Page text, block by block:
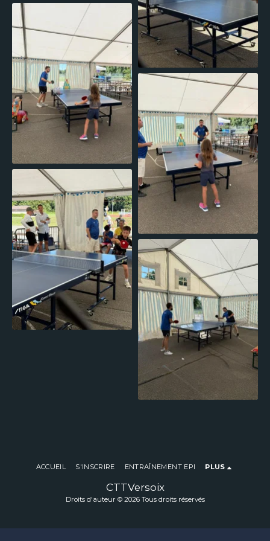
CTTVersoix
Droits d'auteur © 2026 Tous droits réservés
ACCUEIL S'INSCRIRE ENTRAÎNEMENT EPI PLUS